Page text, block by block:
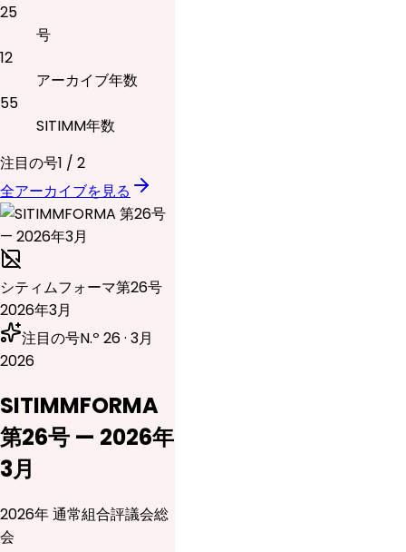
25
号
12
アーカイブ年数
55
SITIMM年数
注目の号1 / 2
全アーカイブを見る
シティムフォーマ第26号
2026年3月
注目の号N.º 26 · 3月
2026
SITIMMFORMA
第26号 — 2026年
3月
2026年 通常組合評議会総
会